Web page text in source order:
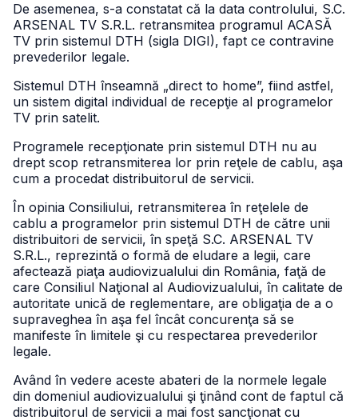
De asemenea, s-a constatat că la data controlului, S.C.
ARSENAL TV S.R.L. retransmitea programul ACASĂ
TV prin sistemul DTH (sigla DIGI), fapt ce contravine
prevederilor legale.
Sistemul DTH înseamnă „direct to home”, fiind astfel,
un sistem digital individual de recepţie al programelor
TV prin satelit.
Programele recepţionate prin sistemul DTH nu au
drept scop retransmiterea lor prin reţele de cablu, aşa
cum a procedat distribuitorul de servicii.
În opinia Consiliului, retransmiterea în reţelele de
cablu a programelor prin sistemul DTH de către unii
distribuitori de servicii, în speţă S.C. ARSENAL TV
S.R.L., reprezintă o formă de eludare a legii, care
afectează piaţa audiovizualului din România, faţă de
care Consiliul Naţional al Audiovizualului, în calitate de
autoritate unică de reglementare, are obligaţia de a o
supraveghea în aşa fel încât concurenţa să se
manifeste în limitele şi cu respectarea prevederilor
legale.
Având în vedere aceste abateri de la normele legale
din domeniul audiovizualului şi ţinând cont de faptul că
distribuitorul de servicii a mai fost sancţionat cu